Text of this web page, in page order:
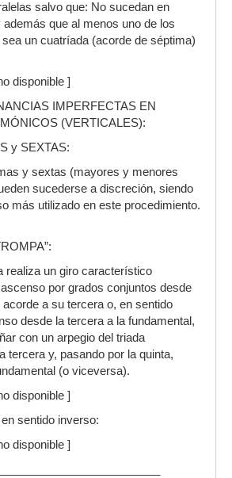
salvo que: No sucedan en
que al menos uno de los
un cuatríada (acorde de séptima)
disponible ]
IMPERFECTAS EN
(VERTICALES):
y SEXTAS:
y sextas (mayores y menores
sucederse a discreción, siendo
más utilizado en este procedimiento.
realiza un giro característico
por grados conjuntos desde
acorde a su tercera o, en sentido
desde la tercera a la fundamental,
con un arpegio del triada
tercera y, pasando por la quinta,
(o viceversa).
disponible ]
sentido inverso:
disponible ]